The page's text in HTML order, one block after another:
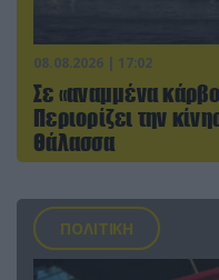
08.08.2026 | 17:02
Σε «αναμμένα
Περιορίζει την
Θάλασσα
ΠΟΛΙΤΙΚΗ